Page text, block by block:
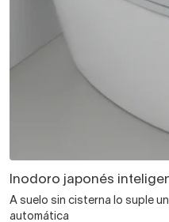
Inodoro japonés
A suelo sin cisterna lo suple
automática